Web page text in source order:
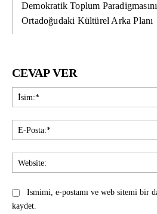
Demokratik Toplum
Ortadoğudaki Kültürel Arka Planı
CEVAP VER
Ismimi, e-postamı ve web sitemi bir
kaydet.